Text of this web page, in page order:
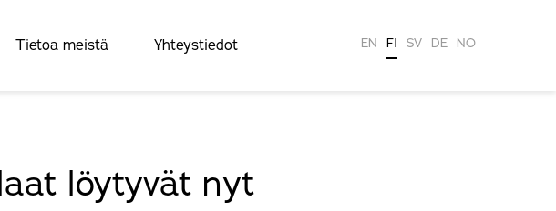
Tietoa meistä Yhteystiedot EN FI SV DE NO
löytyvät nyt